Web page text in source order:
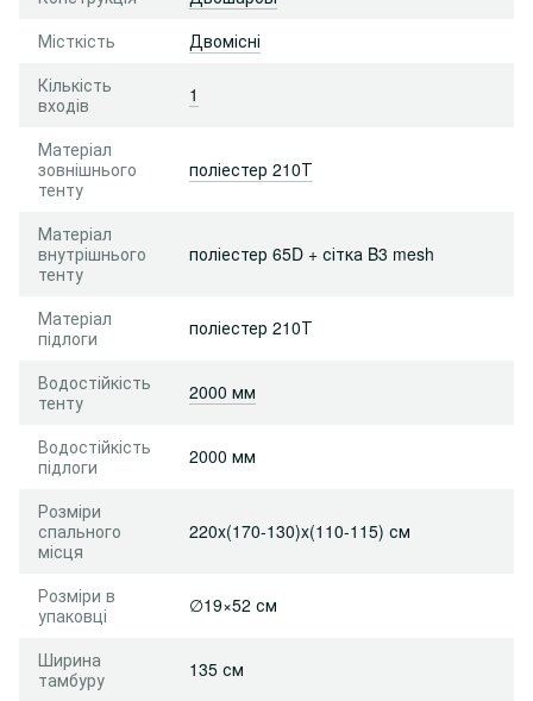
Місткість
Двомісні
Кількість
входів
1
Матеріал
зовнішнього
тенту
поліестер 210Т
Матеріал
внутрішнього
тенту
поліестер 65D + сітка B3 mesh
Матеріал
підлоги
поліестер 210Т
Водостійкість
тенту
2000 мм
Водостійкість
підлоги
2000 мм
Розміри
спального
місця
220x(170-130)x(110-115) см
Розміри в
упаковці
∅19×52 см
Ширина
тамбуру
135 см